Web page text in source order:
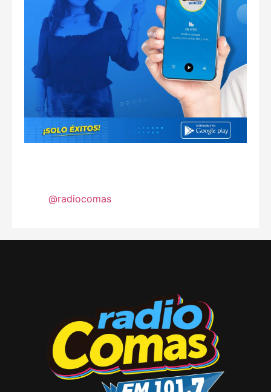
@radiocomas